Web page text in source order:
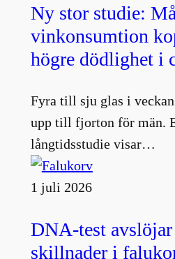
Ny stor studie:
vinkonsumtion
högre dödlighet i
Fyra till sju glas i
upp till fjorton för män.
långtidsstudie visar…
1 juli 2026
DNA-test avslöjar
skillnader i